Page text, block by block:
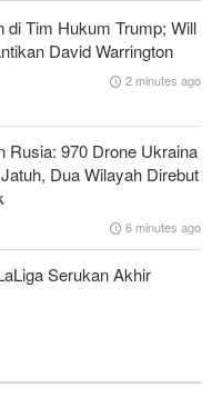
dengan Rahbar
Iran Bisa Lepas dari
Pasukan
AD Artesh: Garda
di Tim Hukum Trump; Will
David Warrington
2 minutes ago
Rusia: 970 Drone Ukraina
Dua Wilayah Direbut
6 minutes ago
Serukan Akhir